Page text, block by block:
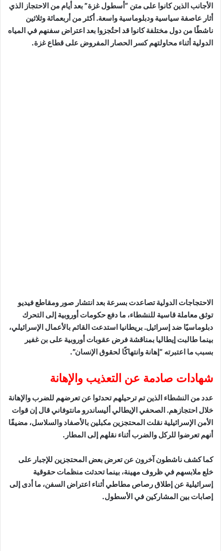
الأجانب الذين كانوا على متن “أسطول غزة” بعد أيام من الاحتجاز الذي
أثار عاصفة سياسية ودبلوماسية واسعة. أكثر من أربعمائة وثلاثين
ناشطًا من دول مختلفة كانوا قد احتُجزوا بعد اعتراض سفنهم في المياه
الدولية أثناء محاولتهم كسر الحصار المفروض على قطاع غزة.
الاحتجاجات الدولية تصاعدت بسرعة بعد انتشار صور ومقاطع فيديو
توثق معاملة قاسية للنشطاء، ما دفع حكومات أوروبية إلى التحرك
دبلوماسيًا ضد إسرائيل. بريطانيا استدعت القائم بالأعمال الإسرائيلي،
بينما طالبت إيطاليا بمناقشة فرض عقوبات أوروبية على بن غفير
بسبب ما اعتبرته “إهانة وانتهاكًا لحقوق الإنسان”.
شهادات صادمة عن التعذيب والإهانة
عدد من النشطاء الذين تم ترحيلهم تحدثوا عن تعرضهم للضرب والإهانة
خلال احتجازهم. الصحفي الإيطالي أليساندرو مانتوفاني قال إن قوات
الأمن الإسرائيلية نقلت المحتجزين مكبلين بالأصفاد والسلاسل، مضيفًا
أنهم تعرضوا للركل والضرب أثناء نقلهم إلى المطار.
كما كشف ناشطون آخرون عن تعرض بعض المحتجزين للإجبار على
خلع ملابسهم في ظروف مهينة، بينما تحدثت منظمات حقوقية
إسرائيلية عن إطلاق رصاص مطاطي أثناء اعتراض السفن، ما أدى إلى
إصابات بين المشاركين في الأسطول.